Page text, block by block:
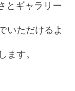
とギャラリー
いただけるよ
ます。